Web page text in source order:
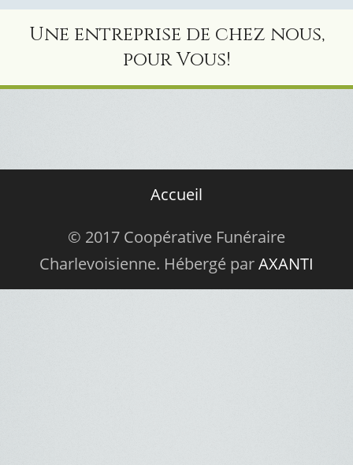
Une entreprise de chez nous,
pour Vous!
Accueil
© 2017 Coopérative Funéraire
Charlevoisienne. Hébergé parAXANTI